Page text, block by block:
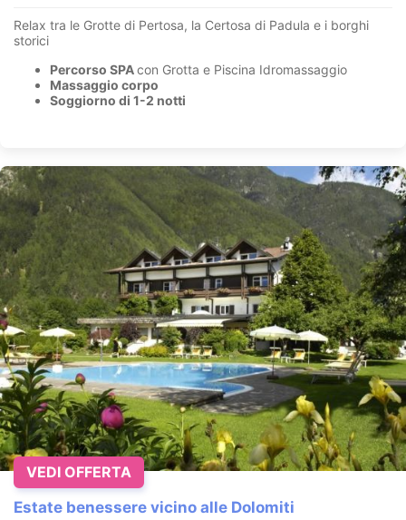
Relax tra le Grotte di Pertosa, la Certosa di Padula e i borghi
storici
Percorso SPAcon Grotta e Piscina Idromassaggio
Massaggio corpo
Soggiorno di 1-2 notti
Estate benessere vicino alle Dolomiti
VEDI OFFERTA